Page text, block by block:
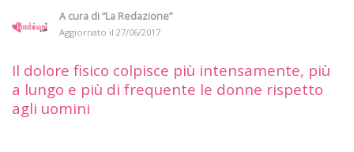
A cura di“La Redazione”
Aggiornato il 27/06/2017
Il dolore fisico colpisce più intensamente, più
a lungo e più di frequente le donne rispetto
agli uomini